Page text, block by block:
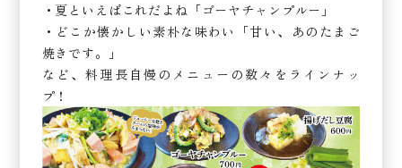
・夏といえばこれだよね「ゴーヤチャンプルー」
・どこか懐かしい素朴な味わい「甘い、あのたまご
焼きです。」
など、料理長自慢のメニューの数々をラインナッ
プ！